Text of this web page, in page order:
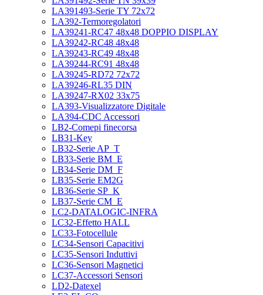
LA391493-Serie TY 72x72
LA392-Termoregolatori
LA39241-RC47 48x48 DOPPIO DISPLAY
LA39242-RC48 48x48
LA39243-RC49 48x48
LA39244-RC91 48x48
LA39245-RD72 72x72
LA39246-RL35 DIN
LA39247-RX02 33x75
LA393-Visualizzatore Digitale
LA394-CDC Accessori
LB2-Comepi finecorsa
LB31-Key
LB32-Serie AP_T
LB33-Serie BM_E
LB34-Serie DM_F
LB35-Serie EM2G
LB36-Serie SP_K
LB37-Serie CM_E
LC2-DATALOGIC-INFRA
LC32-Effetto HALL
LC33-Fotocellule
LC34-Sensori Capacitivi
LC35-Sensori Induttivi
LC36-Sensori Magnetici
LC37-Accessori Sensori
LD2-Datexel